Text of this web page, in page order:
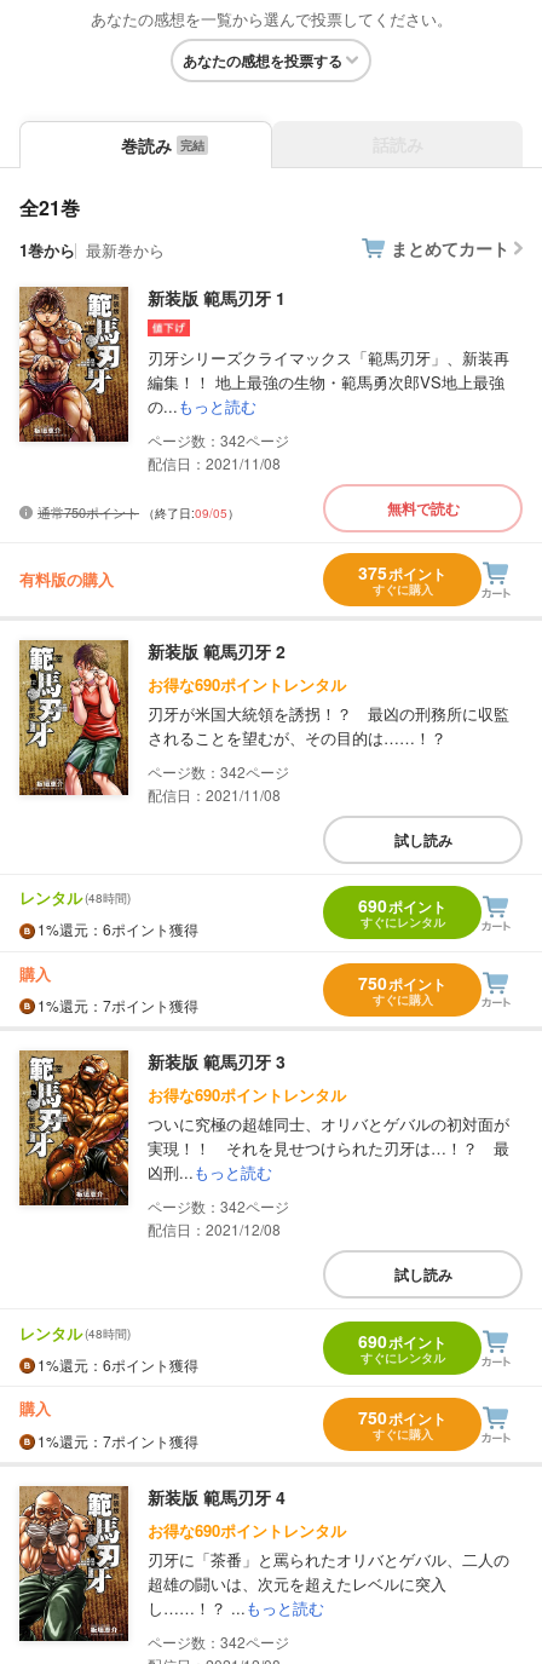
あなたの感想を一覧から選んで投票してください。
あなたの感想を投票する
巻読み
全21巻
1巻から 最新巻から まとめてカート
新装版 範馬刃牙 1
刃牙シリーズクライマックス「範馬刃牙」、新装再
編集！！ 地上最強の生物・範馬勇次郎VS地上最強
の...もっと読む
342
配信日：2021/11/08
通常750ポイント （終了日:09/05） 無料で読む
有料版の購入 375ポイント
すぐに購入
新装版 範馬刃牙 2
お得な690ポイントレンタル
刃牙が米国大統領を誘拐！？ 最凶の刑務所に収監
されることを望むが、その目的は……！？
342
配信日：2021/11/08
試し読み
レンタル(48時間)
1%還元 ：6ポイント獲得
690ポイント
すぐにレンタル
購入
1%還元 ：7ポイント獲得
750ポイント
すぐに購入
新装版 範馬刃牙 3
お得な690ポイントレンタル
ついに究極の超雄同士、オリバとゲバルの初対面が
実現！！ それを見せつけられた刃牙は…！？ 最
凶刑...もっと読む
342
配信日：2021/12/08
試し読み
レンタル(48時間)
1%還元 ：6ポイント獲得
690ポイント
すぐにレンタル
購入
1%還元 ：7ポイント獲得
750ポイント
すぐに購入
新装版 範馬刃牙 4
お得な690ポイントレンタル
刃牙に「茶番」と罵られたオリバとゲバル、二人の
超雄の闘いは、次元を超えたレベルに突入
し……！？ ...もっと読む
342